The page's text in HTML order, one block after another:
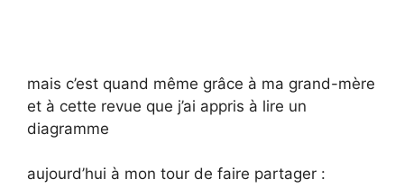
mais c’est quand même grâce à ma grand-mère
et à cette revue que j’ai appris à lire un
diagramme
aujourd’hui à mon tour de faire partager :